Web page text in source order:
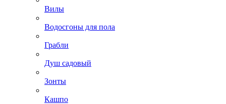
Вилы
Водосгоны для пола
Грабли
Душ садовый
Зонты
Кашпо